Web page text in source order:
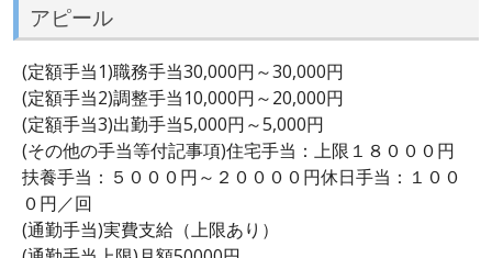
アピール
(定額手当1)職務手当30,000円～30,000円
(定額手当2)調整手当10,000円～20,000円
(定額手当3)出勤手当5,000円～5,000円
(その他の手当等付記事項)住宅手当：上限１８０００円
扶養手当：５０００円～２００００円休日手当：１００
０円／回
(通勤手当)実費支給（上限あり）